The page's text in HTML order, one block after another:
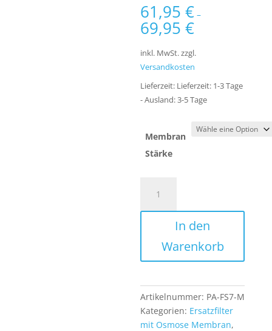
61,95€ –
69,95€
inkl. MwSt.zzgl.
Versandkosten
Lieferzeit: Lieferzeit: 1-3 Tage
- Ausland: 3-5 Tage
Membran
Stärke
7
Ionen
Filter
und
In den
Warenkorb
Artikelnummer: PA-FS7-M
Kategorien: Ersatzfilter
mit Osmose Membran,